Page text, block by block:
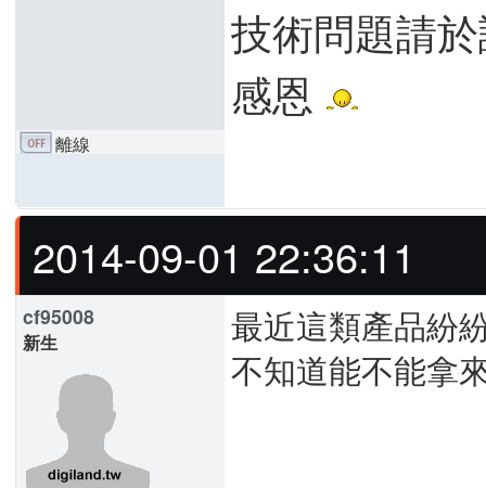
技術問題請
感恩
離線
2014-09-01 22:36:11
cf95008
新生
最近這類產品紛
不知道能不能拿